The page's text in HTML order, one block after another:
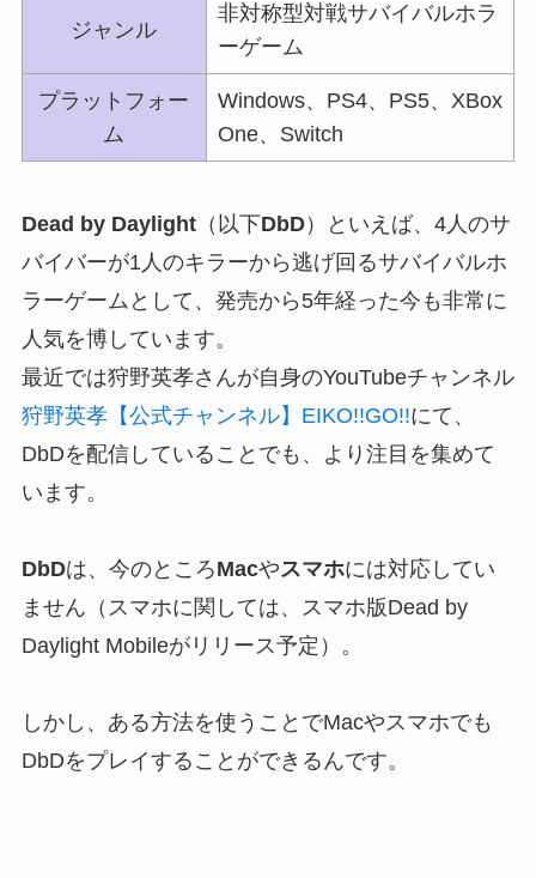
ジャンル
非対称型対戦サバイバルホラ
ーゲーム
プラットフォー
ム
Windows、PS4、PS5、XBox
One、Switch
Dead by Daylight（以下DbD）といえば、4人のサ
バイバーが1人のキラーから逃げ回るサバイバルホ
ラーゲーム として、発売から5年経った今も非常に
人気を博しています。
最近では狩野英孝さんが自身のYouTubeチャンネル
狩野英孝【公式チャンネル】EIKO!!GO!!にて、
DbDを配信していることでも、より注目を集めて
います。
DbDは、今のところMacやスマホには対応してい
ません （スマホに関しては、スマホ版Dead by
Daylight Mobileがリリース予定）。
しかし、 ある方法を使うことでMacやスマホでも
DbDをプレイすることができるんです。